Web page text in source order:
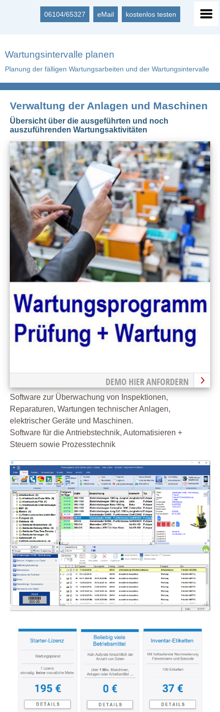
06104/65327 eMail kostenlos testen
Wartungsintervalle planen
Planung der fälligen Wartungsarbeiten und der Wartungsintervalle
Verwaltung der Anlagen und Maschinen
Übersicht über die ausgeführten und noch
auszuführenden Wartungsaktivitäten
DEMO HIER ANFORDERN
Software zur Überwachung von Inspektionen,
Reparaturen, Wartungen technischer Anlagen,
elektrischer Geräte und Maschinen.
Software für die Antriebstechnik, Automatisieren +
Steuern sowie Prozesstechnik